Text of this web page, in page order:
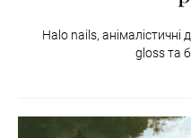
Halo nails, анімалістичні
gloss та